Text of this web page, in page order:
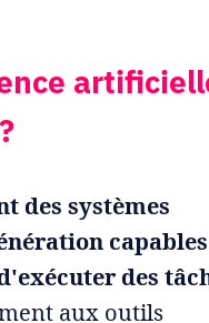
des systèmes
des
aux outils